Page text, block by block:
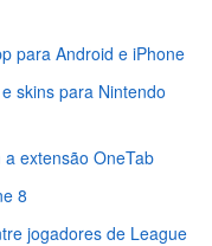
para Android e iPhone
skins para Nintendo
extensão OneTab
8
jogadores de League